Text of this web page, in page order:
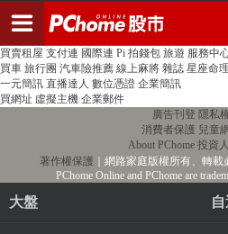
PChome首頁 線上購物 24h購物 書店
買賣租屋 支付連 國際連 Pi 拍錢包 旅遊 服務中
買車 旅行團 汽車險推薦 線上麻將 雜誌 星座命理
一元簡訊 直播達人 數位憑證 企業簡訊
買網址 虛擬主機 企業郵件
廣告刊登 隱私
消費者保護 兒童
About PChome 投資
著作權保護 ｜網路家庭版權所有、轉載
PChome Online and PChome are
大盤